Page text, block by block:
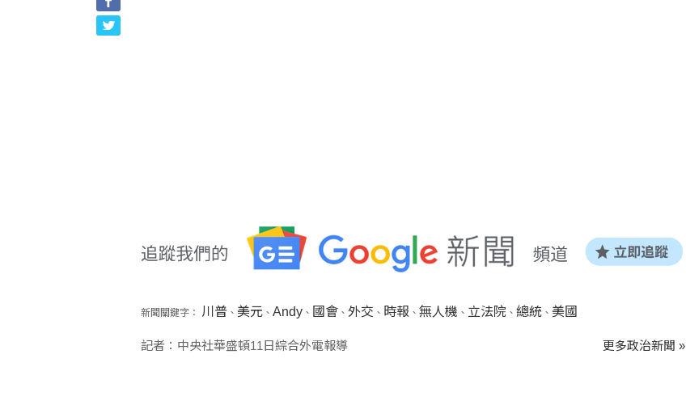
新聞關鍵字： 川普、 美元、 Andy、 國會、 外交 、 時報 、 無人機 、 立法院、 總統、 美國
記者：中央社華盛頓11日綜合外電報導 更多政治新聞 »